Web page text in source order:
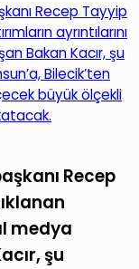
Recep Tayyip
ayrıntılarını
Bakan Kacır, şu
Bilecik’ten
büyük ölçekli
Recep
medya
şu